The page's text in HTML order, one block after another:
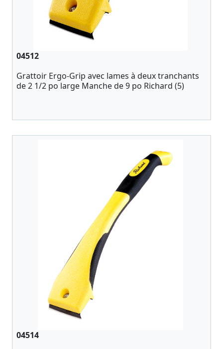
04512
Grattoir Ergo-Grip avec lames à deux tranchants
de 2 1/2 po large Manche de 9 po Richard (5)
04514